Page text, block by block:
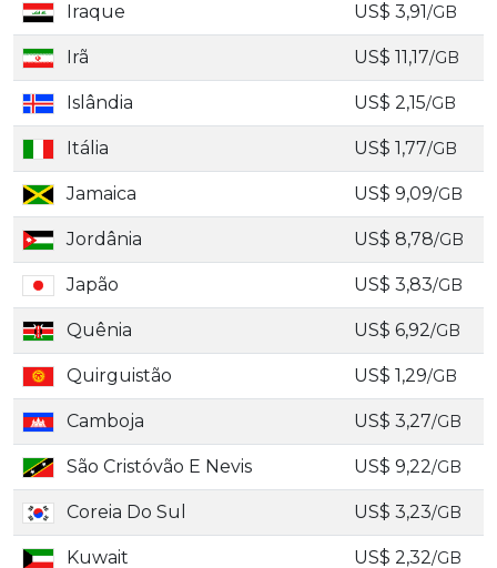
Iraque US$ 3,91/GB
Irã US$ 11,17/GB
Islândia US$ 2,15/GB
Itália US$ 1,77/GB
Jamaica US$ 9,09/GB
Jordânia US$ 8,78/GB
Japão US$ 3,83/GB
Quênia US$ 6,92/GB
Quirguistão US$ 1,29/GB
Camboja US$ 3,27/GB
São Cristóvão E Nevis US$ 9,22/GB
Coreia Do Sul US$ 3,23/GB
Kuwait US$ 2,32/GB